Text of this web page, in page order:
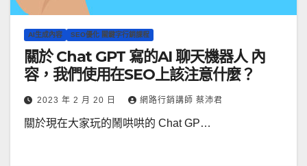
AI生成內容 SEO優化 關鍵字行銷課程
關於 Chat GPT 寫的AI 聊天機器人 內
容，我們使用在SEO上該注意什麼？
2023 年 2 月 20 日 網路行銷講師 蔡沛君
關於現在大家玩的鬧哄哄的 Chat GP…